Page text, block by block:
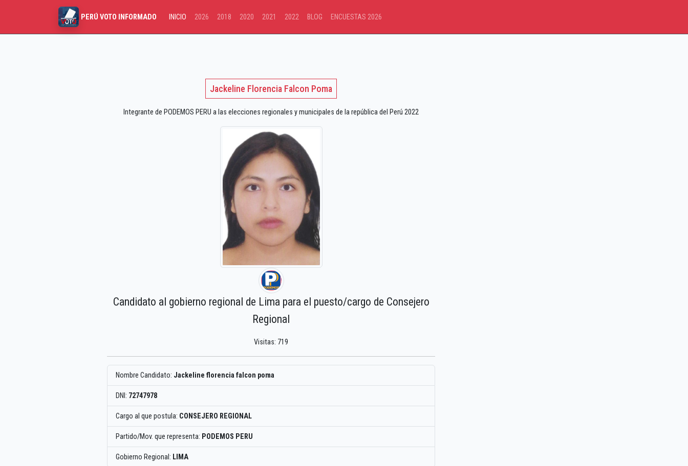
PERÚ VOTO INFORMADO INICIO 2026 2018 2020 2021 2022 BLOG ENCUESTAS 2026
Jackeline Florencia Falcon Poma
Integrante de PODEMOS PERU a las elecciones regionales y municipales de la república del Perú 2022
Candidato al gobierno regional de Lima para el puesto/cargo de Consejero
Regional
Visitas: 719
Nombre Candidato: Jackeline florencia falcon poma
DNI: 72747978
Cargo al que postula: CONSEJERO REGIONAL
Partido/Mov. que representa: PODEMOS PERU
Gobierno Regional: LIMA